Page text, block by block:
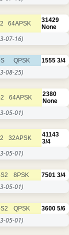
64APSK
31429
None
07-16)
QPSK 1555 3/4
08-25)
64APSK
2380
None
05-01)
32APSK
41143
3/4
05-01)
8PSK 7501 3/4
05-01)
QPSK 3600 5/6
05-01)